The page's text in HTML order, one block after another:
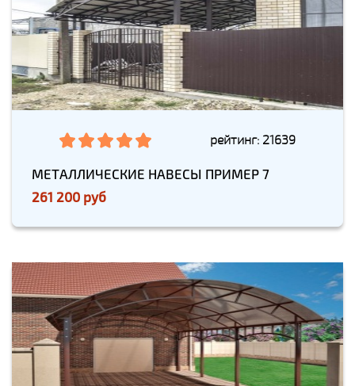
рейтинг: 21639
МЕТАЛЛИЧЕСКИЕ НАВЕСЫ ПРИМЕР 7
261 200 руб